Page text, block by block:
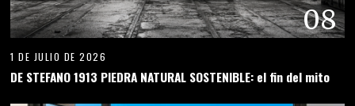
08
1 DE JULIO DE 2026
DE STEFANO 1913 PIEDRA NATURAL SOSTENIBLE: el fin del mito